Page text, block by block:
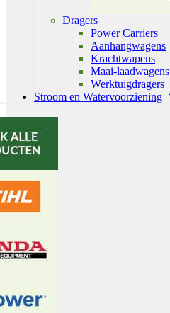
Dragers
Power Carriers
Aanhangwagens
Krachtwapens
Maai-laadwagens
Werktuigdragers
Stroom en Watervoorziening